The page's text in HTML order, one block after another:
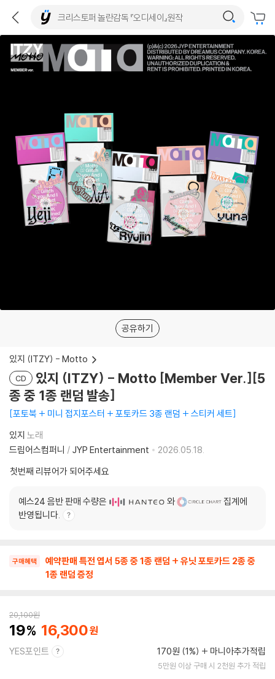
공유하기
있지 (ITZY) - Motto
CD
있지 (ITZY) - Motto [Member Ver.][5
종 중 1종 랜덤 발송]
포토북 + 미니 접지포스터 + 포토카드 3종 랜덤 + 스티커 세트
있지 노래
드림어스컴퍼니 / JYP Entertainment
2026.05.18.
첫번째 리뷰어가 되어주세요
예스24 음반 판매 수량은 와
집계에
반영됩니다.
구매혜택
예약판매 특전 엽서 5종 중 1종 랜덤 + 유닛 포토카드 2종 중
1종 랜덤 증정
20,100원
19 16,300
YES포인트 170원 (1%) 마니아추가적립
5만원 이상 구매 시 2천원 추가 적립